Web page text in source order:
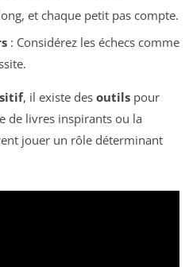
et chaque petit pas compte.
: Considérez les échecs comme
, il existe des outils pour
de livres inspirants ou la
jouer un rôle déterminant